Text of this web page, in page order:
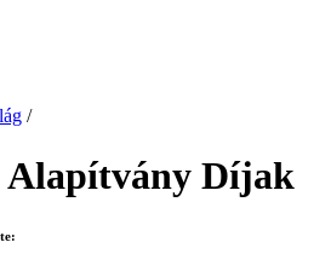
/
Alapítvány Díjak